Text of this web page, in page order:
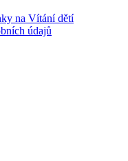
na Vítání dětí
údajů